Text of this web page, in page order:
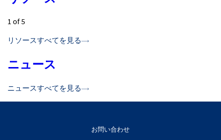
1of 5
リソースすべてを見る
ニュース
ニュースすべてを見る
お問い合わせ